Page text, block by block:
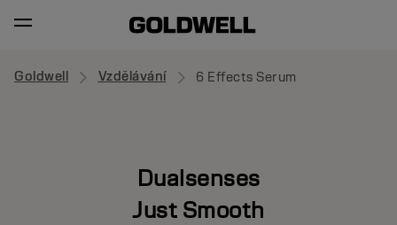
Goldwell Vzdělávání 6 Effects Serum
Dualsenses
Just Smooth